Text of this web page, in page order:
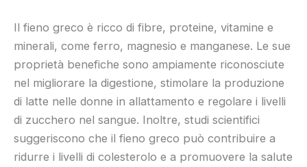
Il fieno greco è ricco di fibre, proteine, vitamine e
minerali, come ferro, magnesio e manganese. Le sue
proprietà benefiche sono ampiamente riconosciute
nel migliorare la digestione, stimolare la produzione
di latte nelle donne in allattamento e regolare i livelli
di zucchero nel sangue. Inoltre, studi scientifici
suggeriscono che il fieno greco può contribuire a
ridurre i livelli di colesterolo e a promuovere la salute